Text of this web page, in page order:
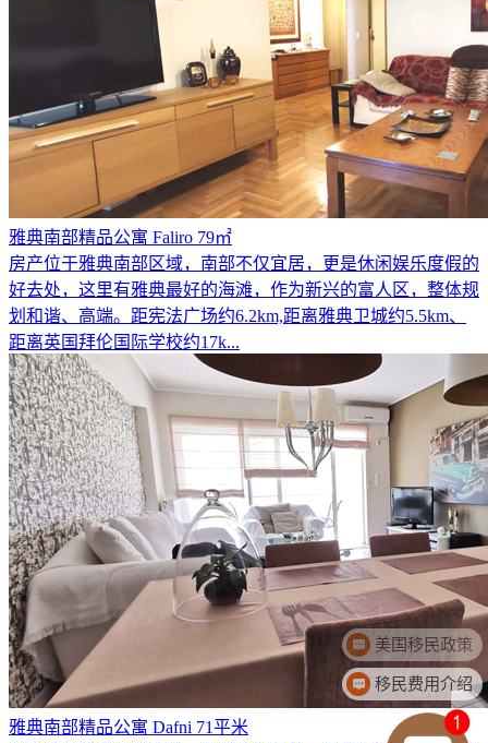
雅典南部精品公寓 Faliro 79㎡
房产位于雅典南部区域，南部不仅宜居，更是休闲娱乐度假的
好去处，这里有雅典最好的海滩，作为新兴的富人区，整体规
划和谐、高端。距宪法广场约6.2km,距离雅典卫城约5.5km、
距离英国拜伦国际学校约17k...
雅典南部精品公寓 Dafni 71平米
移民费用介绍